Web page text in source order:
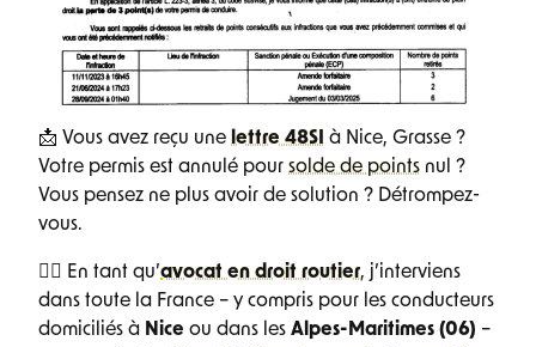
📩 Vous avez reçu une lettre 48SI à Nice, Grasse ?
Votre permis est annulé pour solde de points nul ?
Vous pensez ne plus avoir de solution ? Détrompez-
vous.
👨‍⚖️ En tant qu’avocat en droit routier, j’interviens
dans toute la France – y compris pour les conducteurs
domiciliés à Nice ou dans les Alpes-Maritimes (06) –